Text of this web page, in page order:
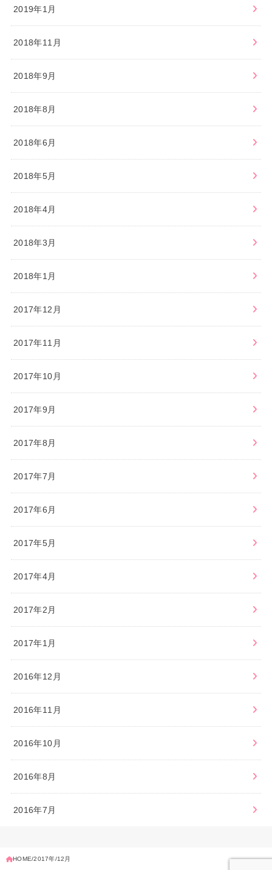
2019年1月
2018年11月
2018年9月
2018年8月
2018年6月
2018年5月
2018年4月
2018年3月
2018年1月
2017年12月
2017年11月
2017年10月
2017年9月
2017年8月
2017年7月
2017年6月
2017年5月
2017年4月
2017年2月
2017年1月
2016年12月
2016年11月
2016年10月
2016年8月
2016年7月
HOME 2017年 12月